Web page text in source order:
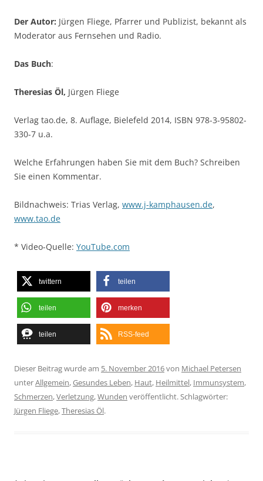
Der Autor: Jürgen Fliege, Pfarrer und Publizist, bekannt als
Moderator aus Fernsehen und Radio.
Das Buch:
Theresias Öl, Jürgen Fliege
Verlag tao.de, 8. Auflage, Bielefeld 2014, ISBN 978-3-95802-
330-7 u.a.
Welche Erfahrungen haben Sie mit dem Buch? Schreiben
Sie einen Kommentar.
Bildnachweis: Trias Verlag, www.j-kamphausen.de,
www.tao.de
* Video-Quelle: YouTube.com
twittern teilen
teilen merken
teilen RSS-feed
Dieser Beitrag wurde am 5. November 2016von Michael Petersen
unterAllgemein,Gesundes Leben, Haut, Heilmittel, Immunsystem,
Schmerzen,Verletzung,Wunden veröffentlicht. Schlagwörter:
Jürgen Fliege,Theresias Öl.